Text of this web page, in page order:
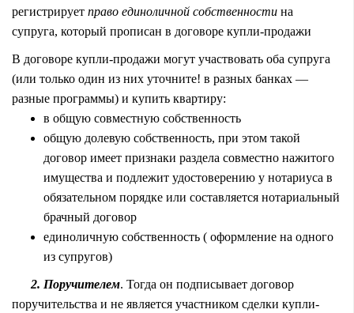
регистрирует право единоличной собственности на
супруга, который прописан в договоре купли-продажи
В договоре купли-продажи могут участвовать оба супруга
(или только один из них уточните! в разных банках —
разные программы) и купить квартиру:
в общую совместную собственность
общую долевую собственность, при этом такой
договор имеет признаки раздела совместно нажитого
имущества и подлежит удостоверению у нотариуса в
обязательном порядке или составляется нотариальный
брачный договор
единоличную собственность ( оформление на одного
из супругов)
2. Поручителем. Тогда он подписывает договор
поручительства и не является участником сделки купли-